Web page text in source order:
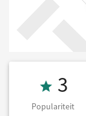
3
Populariteit